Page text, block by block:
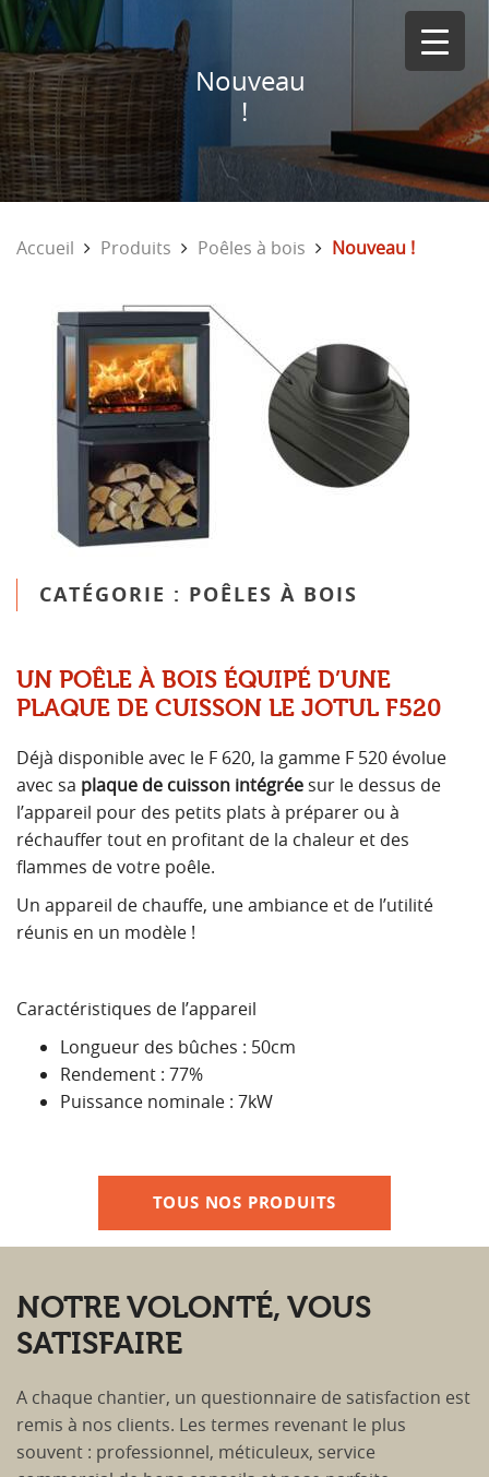
Nouveau
!
Accueil Produits Poêles à bois Nouveau !
CATÉGORIE : POÊLES À BOIS
UN POÊLE À BOIS ÉQUIPÉ D’UNE
PLAQUE DE CUISSON LE JOTUL F520
Déjà disponible avec le F 620, la gamme F 520 évolue
avec sa plaque de cuisson intégrée sur le dessus de
l’appareil pour des petits plats à préparer ou à
réchauffer tout en profitant de la chaleur et des
flammes de votre poêle.
Un appareil de chauffe, une ambiance et de l’utilité
réunis en un modèle !
Caractéristiques de l’appareil
Longueur des bûches : 50cm
Rendement : 77%
Puissance nominale : 7kW
TOUS NOS PRODUITS
NOTRE VOLONTÉ, VOUS
SATISFAIRE
A chaque chantier, un questionnaire de satisfaction est
remis à nos clients. Les termes revenant le plus
souvent : professionnel, méticuleux, service